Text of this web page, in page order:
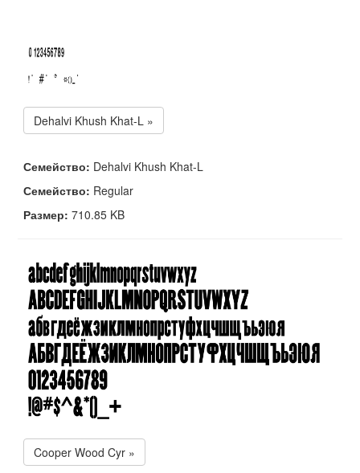
Dehalvi Khush Khat-L »
Семейство: Dehalvi Khush Khat-L
Семейство: Regular
Размер: 710.85 KB
Cooper Wood Cyr »